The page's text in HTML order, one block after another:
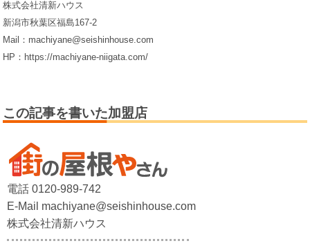
株式会社清新ハウス
新潟市秋葉区福島167-2
Mail：machiyane@seishinhouse.com
HP：https://machiyane-niigata.com/
この記事を書いた加盟店
電話 0120-989-742
E-Mail machiyane@seishinhouse.com
株式会社清新ハウス